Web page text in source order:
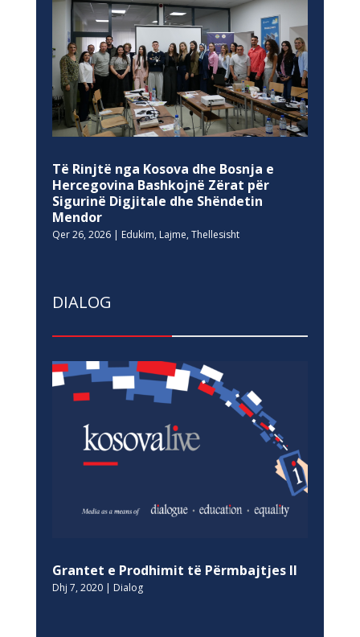
Të Rinjtë nga Kosova dhe Bosnja e
Hercegovina Bashkojnë Zërat për
Sigurinë Digjitale dhe Shëndetin
Mendor
Qer 26, 2026| Edukim, Lajme, Thellesisht
DIALOG
Grantet e Prodhimit të Përmbajtjes II
Dhj 7, 2020| Dialog